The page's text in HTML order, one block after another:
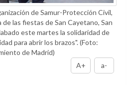
de Samur-Protección Civil,
las fiestas de San Cayetano, San
este martes la solidaridad de
para abrir los brazos".(Foto:
de Madrid)
A+
a-